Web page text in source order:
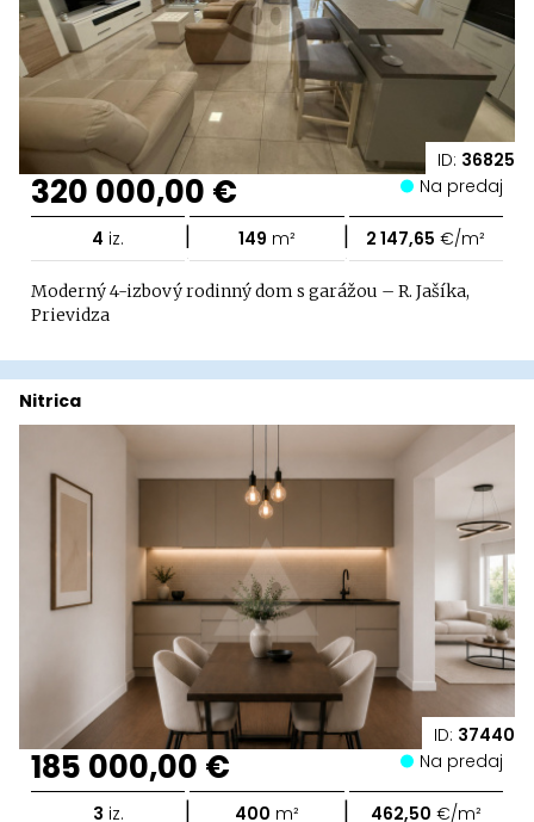
ID: 36825
320 000,00 € Na predaj
4 iz. | 149 m² | 2 147,65 €/m²
Moderný 4-izbový rodinný dom s garážou – R. Jašíka,
Prievidza
ID: 37440
Nitrica
185 000,00 € Na predaj
3 iz. | 400 m² | 462,50 €/m²